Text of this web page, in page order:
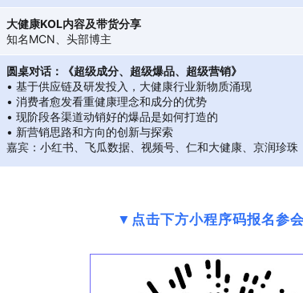
大健康KOL内容及带货分享
知名MCN、头部博主
圆桌对话：《超级成分、超级爆品、超级营销》
• 基于供应链及研发投入，大健康行业新物质涌现
• 消费者愈发看重健康理念和成分的优势
• 现阶段各渠道动销好的爆品是如何打造的
• 新营销思路和方向的创新与探索
嘉宾：小红书、飞瓜数据、视频号、仁和大健康、京润珍
▼点击下方小程序码报名参